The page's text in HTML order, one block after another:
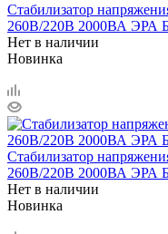
Стабилизатор
260В/220В 2000ВА ЭРА
Нет в наличии
Новинка
Стабилизатор
260В/220В 2000ВА ЭРА
Нет в наличии
Новинка